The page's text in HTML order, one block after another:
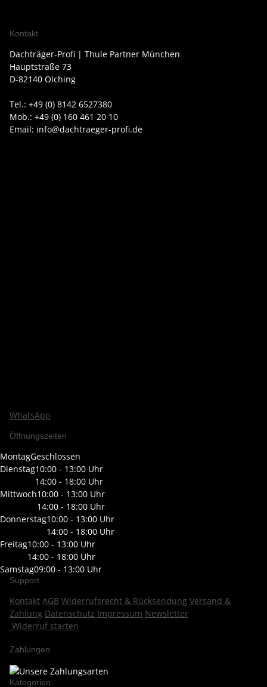
Kontakt
Dachträger-Profi | Thule Partner München
Hauptstraße 73
D-82140 Olching
Tel.: +49 (0) 8142 6527380
Mob.: +49 (0) 160 461 20 10
Email: info@dachtraeger-profi.de
WhatsApp
Öffnungszeiten
MontagGeschlossen
Dienstag10:00 - 13:00 Uhr
14:00 - 18:00 Uhr
Mittwoch10:00 - 13:00 Uhr
14:00 - 18:00 Uhr
Donnerstag10:00 - 13:00 Uhr
14:00 - 18:00 Uhr
Freitag10:00 - 13:00 Uhr
14:00 - 18:00 Uhr
Samstag09:00 - 13:00 Uhr
Support
Kontakt AGB Widerrufsrecht & Rücksendung Versand &
Zahlung Datenschutz Impressum Newsletter
Widerruf starten
Zahlungen
Kategorien